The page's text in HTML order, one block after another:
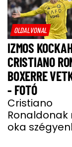
OLDALVONAL
IZMOS
CRISTIANO
BOXERRE
- FOTÓ
Cristiano
Ronaldonak
oka